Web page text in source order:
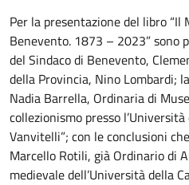
Per la presentazione del libro “Il
Benevento. 1873 – 2023”
del Sindaco di Benevento,
della Provincia, Nino Lombardi;
Nadia Barrella, Ordinaria di
collezionismo presso
Vanvitelli”; con le conclusioni
Marcello Rotili, già Ordinario di
medievale dell’Università della